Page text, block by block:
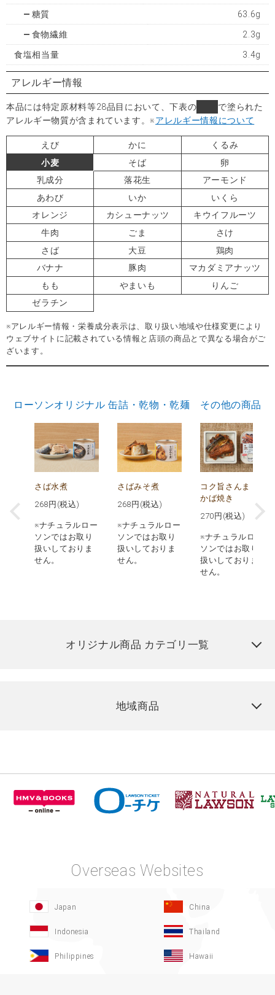
糖質 63.6g
食物繊維 2.3g
食塩相当量 3.4g
アレルギー情報
本品には特定原材料等28品目において、下表の
で塗られた
アレルギー物質が含まれています。※アレルギー情報について
えび かに
くるみ
小麦
そば
卵
乳成分
落花生
アーモンド
あわび
いか
いくら
オレンジ
カシューナッツ
キウイフルーツ
牛肉
ごま
さけ
さば
大豆
鶏肉
バナナ
豚肉
マカダミアナッツ
もも
やまいも
りんご
ゼラチン
※アレルギー情報・栄養成分表示は、取り扱い地域や仕様変更により
ウェブサイトに記載されている情報と店頭の商品とで異なる場合がご
ざいます。
ローソンオリジナル 缶詰・乾物・乾麺 その他の商品
さば水煮
268 円(税込)
※ナチュラルロー
ソンではお取り
扱いしておりま
せん。
さばみそ煮
268 円(税込)
※ナチュラルロー
ソンではお取り
扱いしておりま
せん。
コク旨さんま
かば焼き
270 円(税込)
※ナチュラルロー
ソンではお取り
扱いしておりま
せん。
オリジナル商品 カテゴリ一覧
地域商品
Overseas Websites
Japan China
Indonesia Thailand
Philippines Hawaii